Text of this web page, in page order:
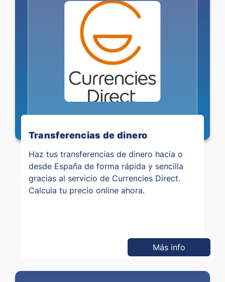
Transferencias de dinero
Haz tus transferencias de dinero hacia o
desde España de forma rápida y sencilla
gracias al servicio de Currencies Direct.
Calcula tu precio online ahora.
Más info